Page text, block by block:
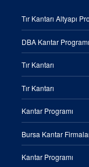
Tır Kantarı Altyapı
DBA Kantar
Tır Kantarı
Tır Kantarı
Kantar Programı
Bursa Kantar
Kantar Programı